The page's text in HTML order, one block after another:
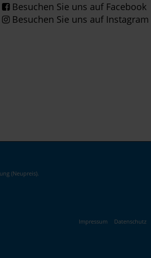
Besuchen Sie uns auf Facebook
Besuchen Sie uns auf Instagram
(Neupreis).
Impressum Datenschutz